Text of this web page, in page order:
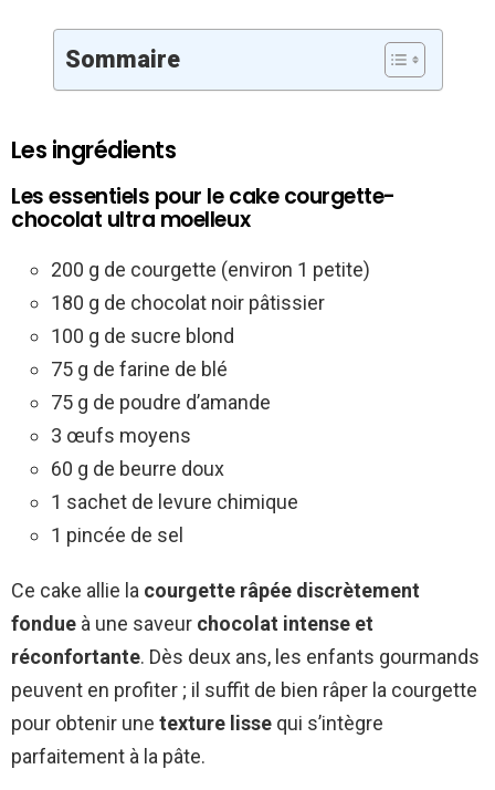
Sommaire
Les ingrédients
Les essentiels pour le cake courgette-
chocolat ultra moelleux
200 g de courgette (environ 1 petite)
180 g de chocolat noir pâtissier
100 g de sucre blond
75 g de farine de blé
75 g de poudre d’amande
3 œufs moyens
60 g de beurre doux
1 sachet de levure chimique
1 pincée de sel
Ce cake allie la courgette râpée discrètement
fondue à une saveur chocolat intense et
réconfortante. Dès deux ans, les enfants gourmands
peuvent en profiter ; il suffit de bien râper la courgette
pour obtenir une texture lisse qui s’intègre
parfaitement à la pâte.